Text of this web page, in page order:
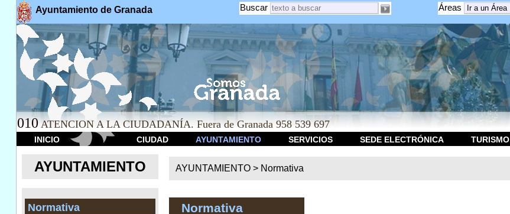
Ayuntamiento de Granada Áreas
Buscar
010 ATENCION A LA CIUDADANÍA. Fuera de Granada 958 539 697
INICIO CIUDAD AYUNTAMIENTO SERVICIOS SEDE ELECTRÓNICA TURISMO
AYUNTAMIENTO
Normativa
AYUNTAMIENTO > Normativa
Normativa